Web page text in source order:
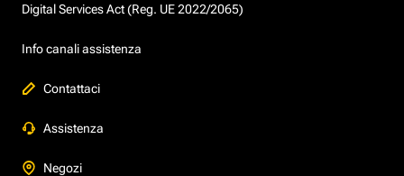
Digital Services Act (Reg. UE 2022/2065)
Info canali assistenza
Contattaci
Assistenza
Negozi